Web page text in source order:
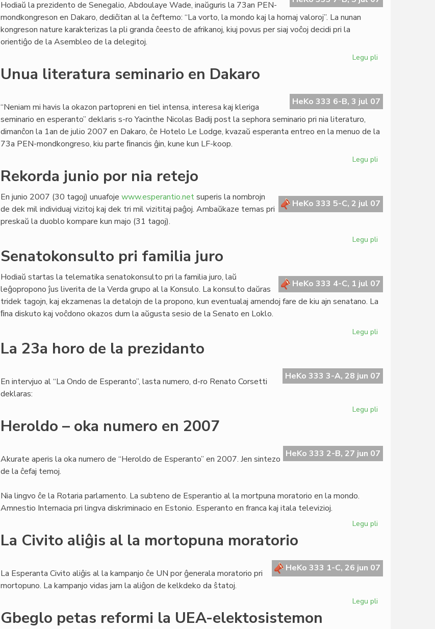
Hodiaŭ la prezidento de Senegalio, Abdoulaye Wade, inaŭguris la 73an PEN-
mondkongreson en Dakaro, dediĉitan al la ĉeftemo: “La vorto, la mondo kaj la homaj valoroj”. La nunan
kongreson nature karakterizas la pli granda ĉeesto de afrikanoj, kiuj povus per siaj voĉoj decidi pri la
orientiĝo de la Asembleo de la delegitoj.
Legu pli
mondkongreso
Unua literatura seminario en Dakaro
HeKo 333 6-B, 3 jul 07
“Neniam mi havis la okazon partopreni en tiel intensa, interesa kaj kleriga
seminario en esperanto” deklaris s-ro Yacinthe Nicolas Badij post la sephora seminario pri nia literaturo,
dimanĉon la 1an de julio 2007 en Dakaro, ĉe Hotelo Le Lodge, kvazaŭ esperanta entreo en la menuo de la
73a PEN-mondkongreso, kiu parte ﬁnancis ĝin, kune kun LF-koop.
Legu pli
en
Dakaro
Rekorda junio por nia retejo
HeKo 333 5-C, 2 jul 07
En junio 2007 (30 tagoj) unuafoje www.esperantio.netsuperis la nombrojn
de dek mil individuaj vizitoj kaj dek tri mil vizititaj paĝoj. Ambaŭkaze temas pri
preskaŭ la duoblo kompare kun majo (31 tagoj).
Legu pli
nia
retejo
Senatokonsulto pri familia juro
HeKo 333 4-C, 1 jul 07
Hodiaŭ startas la telematika senatokonsulto pri la familia juro, laŭ
leĝopropono ĵus liverita de la Verda grupo al la Konsulo. La konsulto daŭras
tridek tagojn, kaj ekzamenas la detalojn de la propono, kun eventualaj amendoj fare de kiu ajn senatano. La
ﬁna diskuto kaj voĉdono okazos dum la aŭgusta sesio de la Senato en Loklo.
Legu pli
juro
La 23a horo de la prezidanto
HeKo 333 3-A, 28 jun 07
En intervjuo al “La Ondo de Esperanto”, lasta numero, d-ro Renato Corsetti
deklaras:
Legu pli
de
la
Heroldo – oka numero en 2007
HeKo 333 2-B, 27 jun 07
Akurate aperis la oka numero de “Heroldo de Esperanto” en 2007. Jen sintezo
de la ĉefaj temoj.
Nia lingvo ĉe la Rotaria parlamento. La subteno de Esperantio al la mortpuna moratorio en la mondo.
Amnestio Internacia pri lingva diskriminacio en Estonio. Esperanto en franca kaj itala televizioj.
Legu pli
numero
en
La Civito aliĝis al la mortopuna moratorio
HeKo 333 1-C, 26 jun 07
La Esperanta Civito aliĝis al la kampanjo ĉe UN por ĝenerala moratorio pri
mortopuno. La kampanjo vidas jam la aliĝon de kelkdeko da ŝtatoj.
Legu pli
Gbeglo petas reformi la UEA-elektosistemon